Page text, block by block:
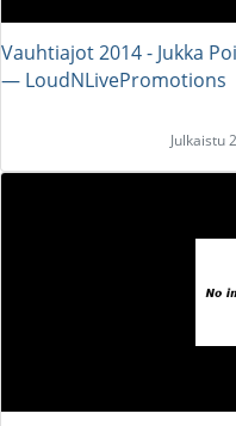
Vauhtiajot 2014 - Jukka
― LoudNLivePromotions
Julkaistu